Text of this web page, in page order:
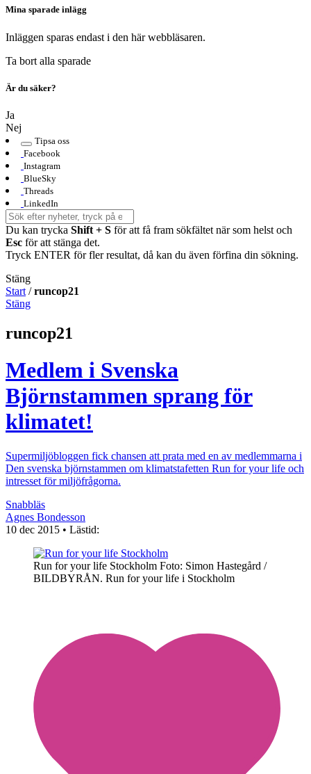
Mina sparade inlägg
Inläggen sparas endast i den här webbläsaren.
Ta bort alla sparade
Är du säker?
Ja
Nej
Tipsa oss
Facebook
Instagram
BlueSky
Threads
LinkedIn
Du kan trycka Shift + S för att få fram sökfältet när som helst och
Esc för att stänga det.
Tryck ENTER för fler resultat, då kan du även förfina din sökning.
Stäng
Start /runcop21
Stäng
runcop21
Medlem i Svenska
Björnstammen sprang för
klimatet!
Supermiljöbloggen fick chansen att prata med en av medlemmarna i
Den svenska björnstammen om klimatstafetten Run for your life och
intresset för miljöfrågorna.
Snabbläs
Agnes Bondesson
10 dec 2015 • Lästid:
Run for your life Stockholm Foto: Simon Hastegård /
BILDBYRÅN. Run for your life i Stockholm